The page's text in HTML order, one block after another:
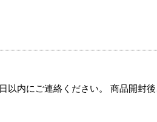
以内にご連絡ください。 商品開封